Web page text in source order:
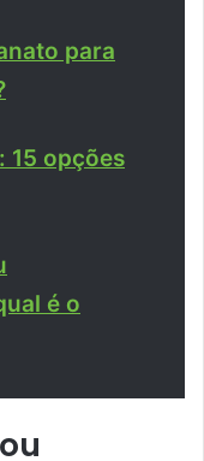
para
15 opções
é o